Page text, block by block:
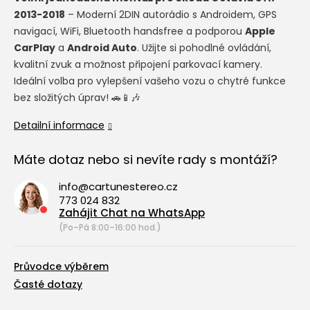
2013-2018 – Moderní 2DIN autorádio s Androidem, GPS
navigací, WiFi, Bluetooth handsfree a podporou Apple
CarPlay a Android Auto. Užijte si pohodlné ovládání,
kvalitní zvuk a možnost připojení parkovací kamery.
Ideální volba pro vylepšení vašeho vozu o chytré funkce
bez složitých úprav! 🚗📱🎶
Detailní informace
Máte dotaz nebo si nevíte rady s montáží?
info@cartunestereo.cz
773 024 832
Zahájit Chat na WhatsApp
(Po–Pá 8:00–16:00 hod.)
Průvodce výběrem
Časté dotazy